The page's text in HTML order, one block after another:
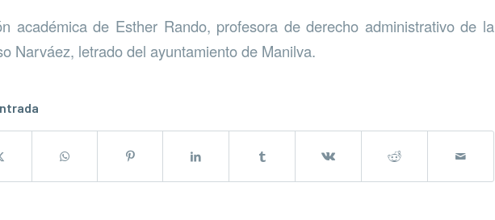
académica de Esther Rando, profesora de derecho administrativo de la
Narváez, letrado del ayuntamiento de Manilva.